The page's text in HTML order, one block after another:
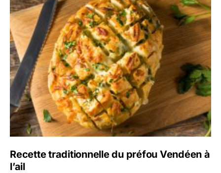
Recette traditionnelle du préfou Vendéen à
l’ail